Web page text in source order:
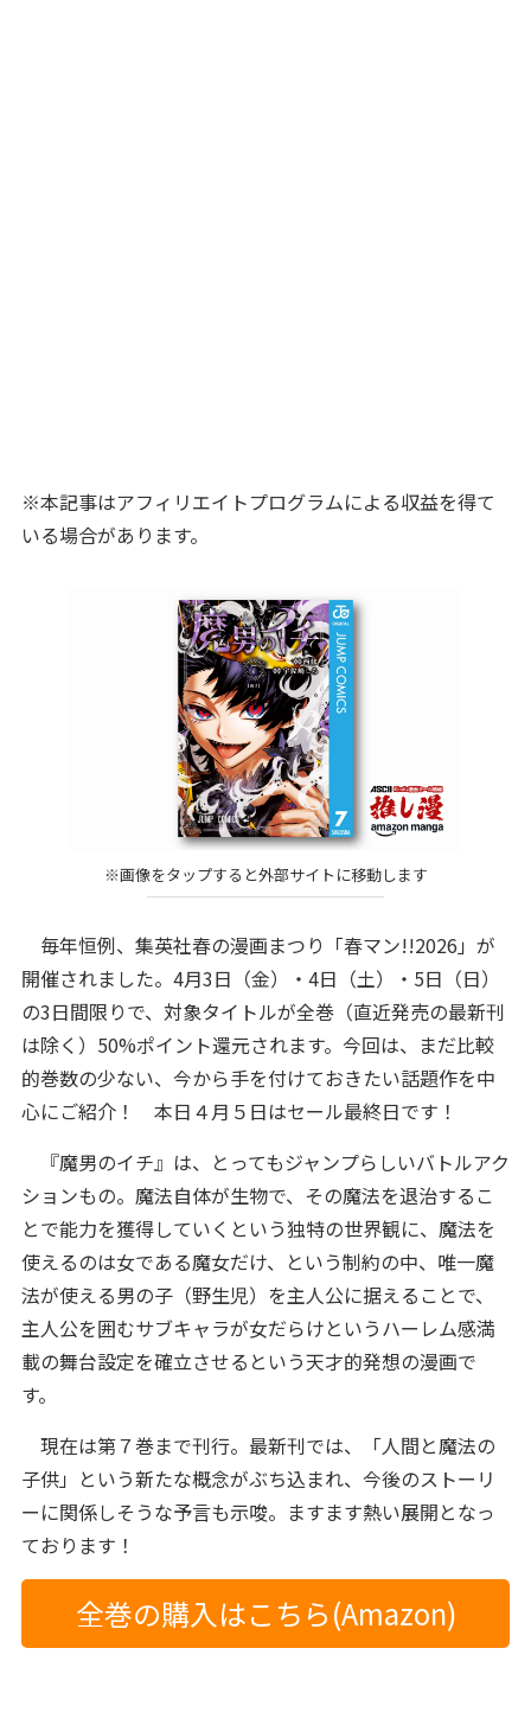
※本記事はアフィリエイトプログラムによる収益を得て
いる場合があります。
※画像をタップすると外部サイトに移動します
毎年恒例、集英社春の漫画まつり「春マン!!2026」が
開催されました。4月3日（金）・4日（土）・5日（日）
の3日間限りで、対象タイトルが全巻（直近発売の最新刊
は除く）50%ポイント還元されます。今回は、まだ比較
的巻数の少ない、今から手を付けておきたい話題作を中
心にご紹介！ 本日４月５日はセール最終日です！
『魔男のイチ』は、とってもジャンプらしいバトルアク
ションもの。魔法自体が生物で、その魔法を退治するこ
とで能力を獲得していくという独特の世界観に、魔法を
使えるのは女である魔女だけ、という制約の中、唯一魔
法が使える男の子（野生児）を主人公に据えることで、
主人公を囲むサブキャラが女だらけというハーレム感満
載の舞台設定を確立させるという天才的発想の漫画で
す。
現在は第７巻まで刊行。最新刊では、「人間と魔法の
子供」という新たな概念がぶち込まれ、今後のストーリ
ーに関係しそうな予言も示唆。ますます熱い展開となっ
ております！
全巻の購入はこちら(Amazon)